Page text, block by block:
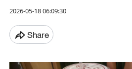
2026-05-18 06:09:30
Share